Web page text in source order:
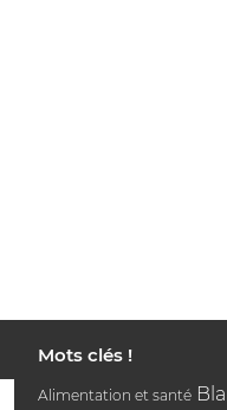
Mots clés !
Alimentation et santé